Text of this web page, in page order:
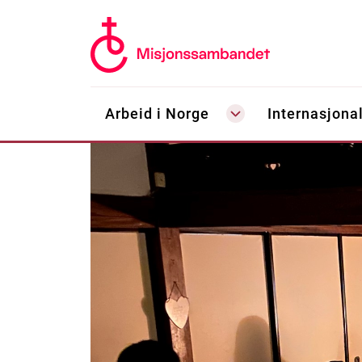
Arbeid i Norge